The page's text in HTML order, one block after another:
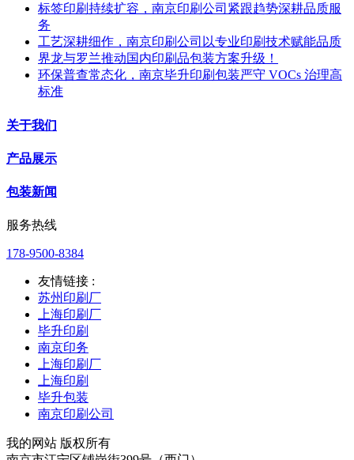
标签印刷持续扩容，南京印刷公司紧跟趋势深耕品质服
务
工艺深耕细作，南京印刷公司以专业印刷技术赋能品质
界龙与罗兰推动国内印刷品包装方案升级！
环保普查常态化，南京毕升印刷包装严守 VOCs 治理高
标准
关于我们
产品展示
包装新闻
服务热线
178-9500-8384
友情链接 :
苏州印刷厂
上海印刷厂
毕升印刷
南京印务
上海印刷厂
上海印刷
毕升包装
南京印刷公司
我的网站 版权所有